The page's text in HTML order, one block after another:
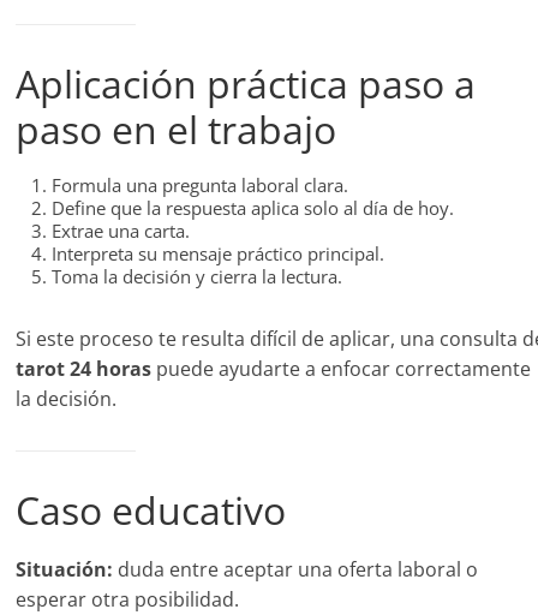
Aplicación práctica paso a
paso en el trabajo
Formula una pregunta laboral clara.
Define que la respuesta aplica solo al día de hoy.
Extrae una carta.
Interpreta su mensaje práctico principal.
Toma la decisión y cierra la lectura.
Si este proceso te resulta difícil de aplicar, una consulta
tarot 24 horas puede ayudarte a enfocar correctamente
la decisión.
Caso educativo
Situación: duda entre aceptar una oferta laboral o
esperar otra posibilidad.